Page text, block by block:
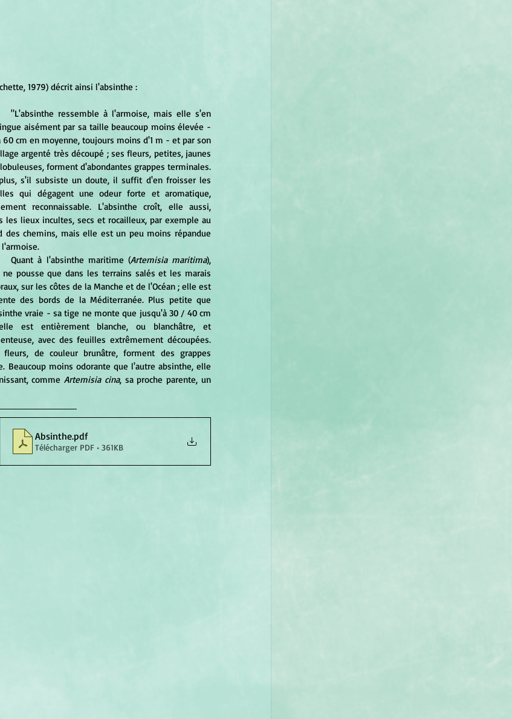
1979) décrit ainsi l'absinthe :
aisément par sa taille beaucoup moins élevée -
60 cm en moyenne, toujours moins d'1 m - et par son
argenté très découpé ; ses fleurs, petites, jaunes
forment d'abondantes grappes terminales.
s'il subsiste un doute, il suffit d'en froisser les
qui dégagent une odeur forte et aromatique,
reconnaissable. L'absinthe croît, elle aussi,
les lieux incultes, secs et rocailleux, par exemple au
des chemins, mais elle est un peu moins répandue
	Quant à l'absinthe maritime (
Artemisia maritima),
pousse que dans les terrains salés et les marais
sur les côtes de la Manche et de l'Océan ; elle est
des bords de la Méditerranée. Plus petite que
vraie - sa tige ne monte que jusqu'à 30 / 40 cm
est entièrement blanche, ou blanchâtre, et
avec des feuilles extrêmement découpées.
fleurs, de couleur brunâtre, forment des grappes
Beaucoup moins odorante que l'autre absinthe, elle
comme Artemisia cina, sa proche parente, un
Absinthe.pdf
Télécharger PDF • 361KB